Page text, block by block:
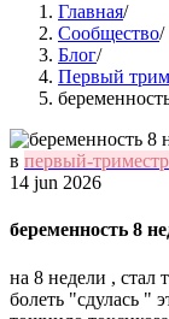
Главная/
Сообщество/
Блог/
Первый
в первый-триместр
14 jun 2026
беременность 8
на 8 недели , стал
болеть "сдулась "